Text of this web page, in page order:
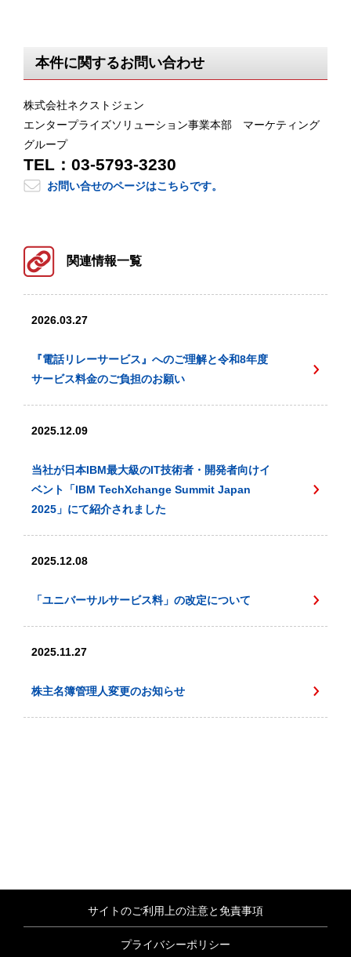
本件に関するお問い合わせ
株式会社ネクストジェン
エンタープライズソリューション事業本部 マーケティング
グループ
TEL：03-5793-3230
お問い合せのページはこちらです。
関連情報一覧
2026.03.27
『電話リレーサービス』へのご理解と令和8年度
サービス料金のご負担のお願い
2025.12.09
当社が日本IBM最大級のIT技術者・開発者向けイ
ベント「IBM TechXchange Summit Japan
2025」にて紹介されました
2025.12.08
「ユニバーサルサービス料」の改定について
2025.11.27
株主名簿管理人変更のお知らせ
サイトのご利用上の注意と免責事項
プライバシーポリシー